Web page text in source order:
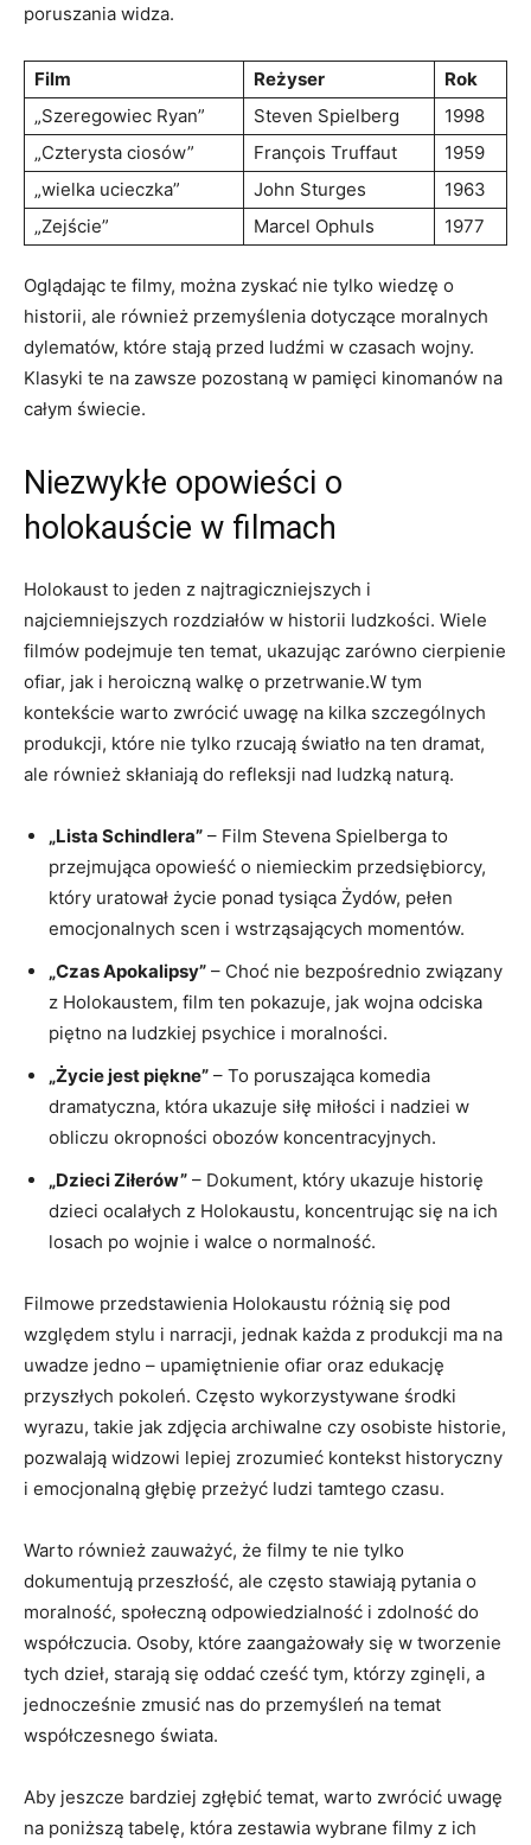
poruszania widza.
Film Reżyser
Rok
„Szeregowiec Ryan”
Steven Spielberg
1998
„Czterysta ciosów”
François Truffaut
1959
„wielka ucieczka”
John Sturges
1963
„Zejście”
Marcel Ophuls 1977
Oglądając te filmy, można zyskać nie tylko wiedzę o
historii, ale również przemyślenia dotyczące moralnych
dylematów, które stają przed ludźmi w czasach wojny.
Klasyki te na zawsze pozostaną w pamięci kinomanów na
całym świecie.
Niezwykłe opowieści o
holokauście w filmach
Holokaust to jeden z najtragiczniejszych i
najciemniejszych rozdziałów w historii ludzkości. Wiele
filmów podejmuje ten temat, ukazując zarówno cierpienie
ofiar, jak i heroiczną walkę o przetrwanie.W tym
kontekście warto zwrócić uwagę na kilka szczególnych
produkcji, które nie tylko rzucają światło na ten dramat,
ale również skłaniają do refleksji nad ludzką naturą.
„Lista Schindlera” – Film Stevena Spielberga to
przejmująca opowieść o niemieckim przedsiębiorcy,
który uratował życie ponad tysiąca Żydów, pełen
emocjonalnych scen i wstrząsających momentów.
„Czas Apokalipsy” – Choć nie bezpośrednio związany
z Holokaustem, film ten pokazuje, jak wojna odciska
piętno na ludzkiej psychice i moralności.
„Życie jest piękne” – To poruszająca komedia
dramatyczna, która ukazuje siłę miłości i nadziei w
obliczu okropności obozów koncentracyjnych.
„Dzieci Ziłerów” – Dokument, który ukazuje historię
dzieci ocalałych z Holokaustu, koncentrując się na ich
losach po wojnie i walce o normalność.
Filmowe przedstawienia Holokaustu różnią się pod
względem stylu i narracji, jednak każda z produkcji ma na
uwadze jedno – upamiętnienie ofiar oraz edukację
przyszłych pokoleń. Często wykorzystywane środki
wyrazu, takie jak zdjęcia archiwalne czy osobiste historie,
pozwalają widzowi lepiej zrozumieć kontekst historyczny
i emocjonalną głębię przeżyć ludzi tamtego czasu.
Warto również zauważyć, że filmy te nie tylko
dokumentują przeszłość, ale często stawiają pytania o
moralność, społeczną odpowiedzialność i zdolność do
współczucia. Osoby, które zaangażowały się w tworzenie
tych dzieł, starają się oddać cześć tym, którzy zginęli, a
jednocześnie zmusić nas do przemyśleń na temat
współczesnego świata.
Aby jeszcze bardziej zgłębić temat, warto zwrócić uwagę
na poniższą tabelę, która zestawia wybrane filmy z ich